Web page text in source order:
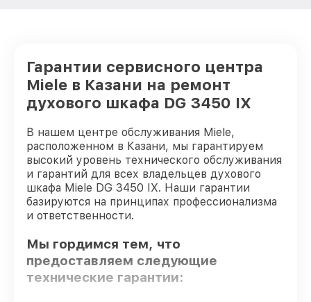
Гарантии сервисного центра
Miele в Казани на ремонт
духового шкафа DG 3450 IX
В нашем центре обслуживания Miele,
расположенном в Казани, мы гарантируем
высокий уровень технического обслуживания
и гарантий для всех владельцев духового
шкафа Miele DG 3450 IX. Наши гарантии
базируются на принципах профессионализма
и ответственности.
Мы гордимся тем, что
предоставляем следующие
технические гарантии: